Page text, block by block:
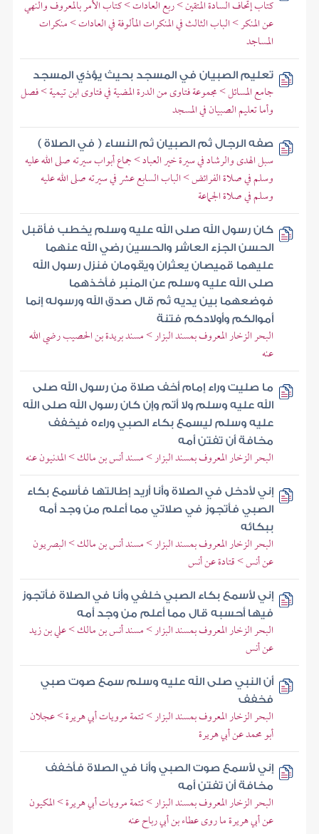
كتاب إتحاف السادة المتقين > ربع العادات > كتاب الأمر بالمعروف والنهي
عن المنكر > الباب الثالث في المنكرات المألوفة في العادات > منكرات
المساجد
تعليم الصبيان في المسجد بحيث يؤذي المسجد
جامع المسائل > مجموعة فتاوى من الدرة المضية في فتاوى ابن تيمية > فصل
وأما تعليم الصبيان في المسجد
صفه الرجال ثم الصبيان ثم النساء ( في الصلاة )
سبل الهدى والرشاد في سيرة خير العباد > جماع أبواب سيرته صلى الله عليه
وسلم في صلاة الفرائض > الباب السابع عشر في سيرته صلى الله عليه
وسلم في صلاة الجماعة
كان رسول الله صلى الله عليه وسلم يخطب فأقبل
الحسن الجزء العاشر والحسين رضي الله عنهما
عليهما قميصان يعثران ويقومان فنزل رسول الله
صلى الله عليه وسلم عن المنبر فأخذهما
فوضعهما بين يديه ثم قال صدق الله ورسوله إنما
أموالكم وأولادكم فتنة
البحر الزخار المعروف بمسند البزار > مسند بريدة بن الحصيب رضي الله
عنه
ما صليت وراء إمام أخف صلاة من رسول الله صلى
الله عليه وسلم ولا أتم وإن كان رسول الله صلى الله
عليه وسلم ليسمع بكاء الصبي وراءه فيخفف
مخافة أن تفتن أمه
البحر الزخار المعروف بمسند البزار > مسند أنس بن مالك > المدنيون عنه
إني لأدخل في الصلاة وأنا أريد إطالتها فأسمع بكاء
الصبي فأتجوز في صلاتي مما أعلم من وجد أمه
ببكائه
البحر الزخار المعروف بمسند البزار > مسند أنس بن مالك > البصريون
عن أنس > قتادة عن أنس
إني لأسمع بكاء الصبي خلفي وأنا في الصلاة فأتجوز
فيها أحسبه قال مما أعلم من وجد أمه
البحر الزخار المعروف بمسند البزار > مسند أنس بن مالك > علي بن زيد
عن أنس
أن النبي صلى الله عليه وسلم سمع صوت صبي
فخفف
البحر الزخار المعروف بمسند البزار > تتمة مرويات أبي هريرة > عجلان
أبو محمد عن أبي هريرة
إني لأسمع صوت الصبي وأنا في الصلاة فأخفف
مخافة أن تفتن أمه
البحر الزخار المعروف بمسند البزار > تتمة مرويات أبي هريرة > المكيون
عن أبي هريرة ما روى عطاء بن أبي رباح عنه